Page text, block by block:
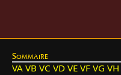
Sommaire
VA VB VC VD VE VF VG VH